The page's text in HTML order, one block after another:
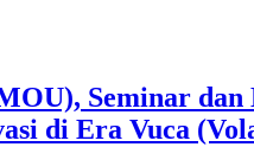
Seminar
di Era Vuca